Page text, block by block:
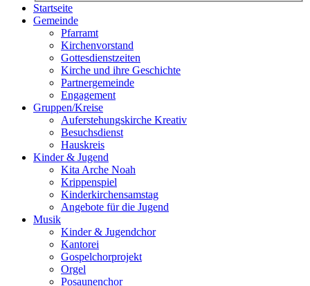
Startseite
Gemeinde
Pfarramt
Kirchenvorstand
Gottesdienstzeiten
Kirche und ihre Geschichte
Partnergemeinde
Engagement
Gruppen/Kreise
Auferstehungskirche Kreativ
Besuchsdienst
Hauskreis
Kinder & Jugend
Kita Arche Noah
Krippenspiel
Kinderkirchensamstag
Angebote für die Jugend
Musik
Kinder & Jugendchor
Kantorei
Gospelchorprojekt
Orgel
Posaunenchor